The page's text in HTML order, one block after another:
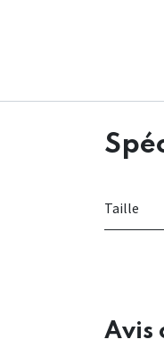
Taille
Avis